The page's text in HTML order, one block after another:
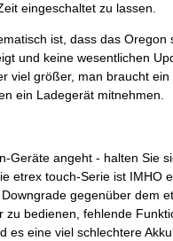
eingeschaltet zu lassen.
ist, dass das Oregon
und keine wesentlichen
viel größer, man braucht ein
ein Ladegerät mitnehmen.
Geräte angeht - halten Sie
etrex touch-Serie ist IMHO
gegenüber dem
zu bedienen, fehlende
es eine viel schlechtere